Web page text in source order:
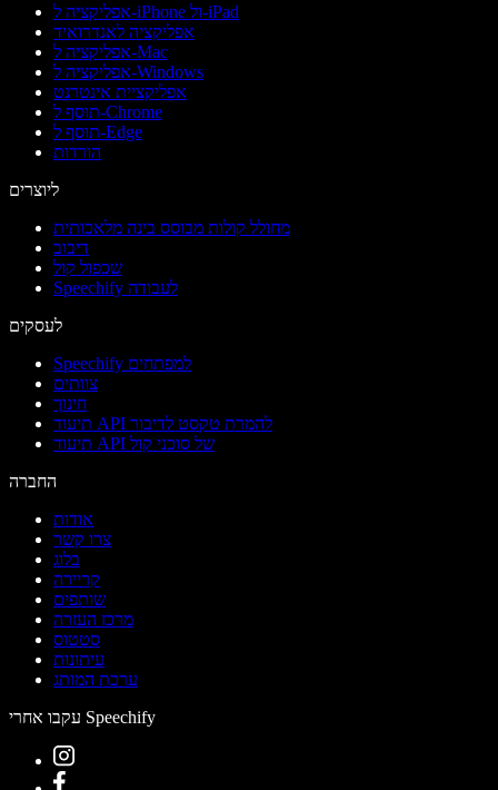
אפליקציה ל-iPhone ול-iPad
אפליקציה לאנדרואיד
אפליקציה ל-Mac
אפליקציה ל-Windows
אפליקציית אינטרנט
תוסף ל-Chrome
תוסף ל-Edge
הורדות
ליוצרים
מחולל קולות מבוסס בינה מלאכותית
דיבוב
שכפול קול
Speechify לעבודה
לעסקים
Speechify למפתחים
צוותים
חינוך
תיעוד API להמרת טקסט לדיבור
תיעוד API של סוכני קול
החברה
אודות
צרו קשר
בלוג
קריירה
שותפים
מרכז העזרה
סטטוס
עיתונות
ערכת המותג
עקבו אחרי Speechify